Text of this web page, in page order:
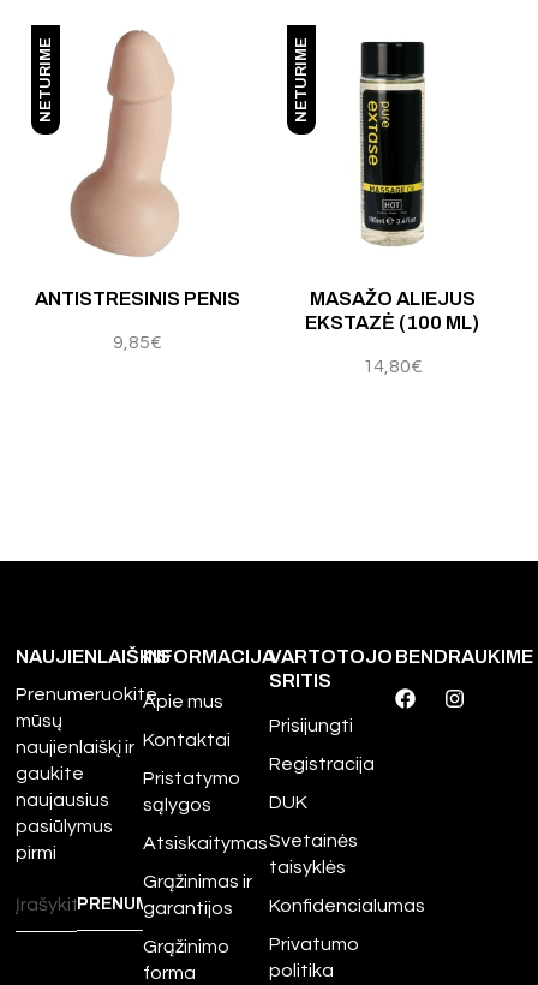
NETURIME
ANTISTRESINIS PENIS
9,85€
NETURIME
MASAŽO ALIEJUS
EKSTAZĖ (100 ML)
14,80€
Įvertinimas:4.60iš 5
NAUJIENLAIŠKIS
Prenumeruokite
mūsų
naujienlaiškį ir
gaukite
naujausius
pasiūlymus
pirmi
INFORMACIJA
Apie mus
Kontaktai
Pristatymo
sąlygos
Atsiskaitymas
Grąžinimas ir
garantijos
Grąžinimo
forma
VARTOTOJO
SRITIS
Prisijungti
Registracija
DUK
Svetainės
taisyklės
Konfidencialumas
Privatumo
politika
BENDRAUKIME